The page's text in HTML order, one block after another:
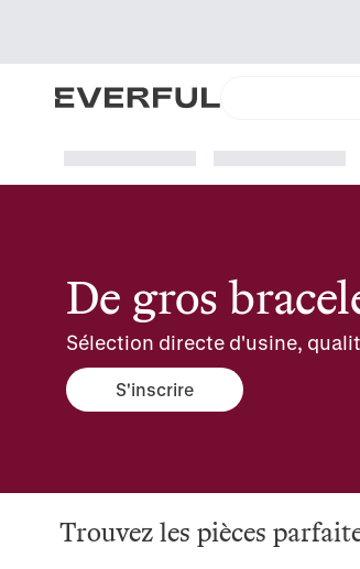
De gros
Sélection directe d'usine,
S'inscrire
Trouvez les pièces